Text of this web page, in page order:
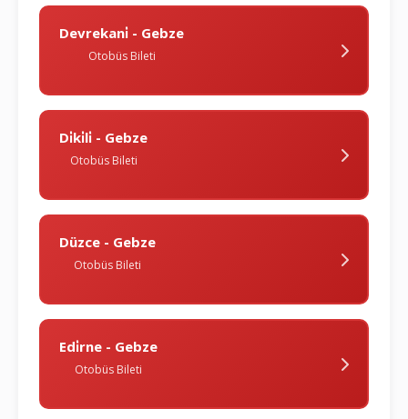
Devrekani̇ - Gebze
Otobüs Bileti
Di̇ki̇li̇ - Gebze
Otobüs Bileti
Düzce - Gebze
Otobüs Bileti
Edi̇rne - Gebze
Otobüs Bileti